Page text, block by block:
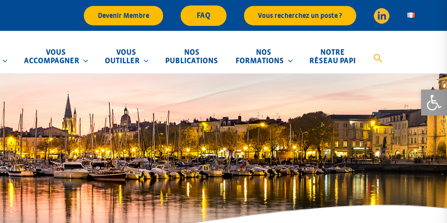
Ouvrir
Devenir Membre FAQ Vous recherchez un poste ?
VOUS
ACCOMPAGNER
VOUS
OUTILLER
NOS
PUBLICATIONS
NOS
FORMATIONS
NOTRE
RÉSEAU PAPI
d'Inondation